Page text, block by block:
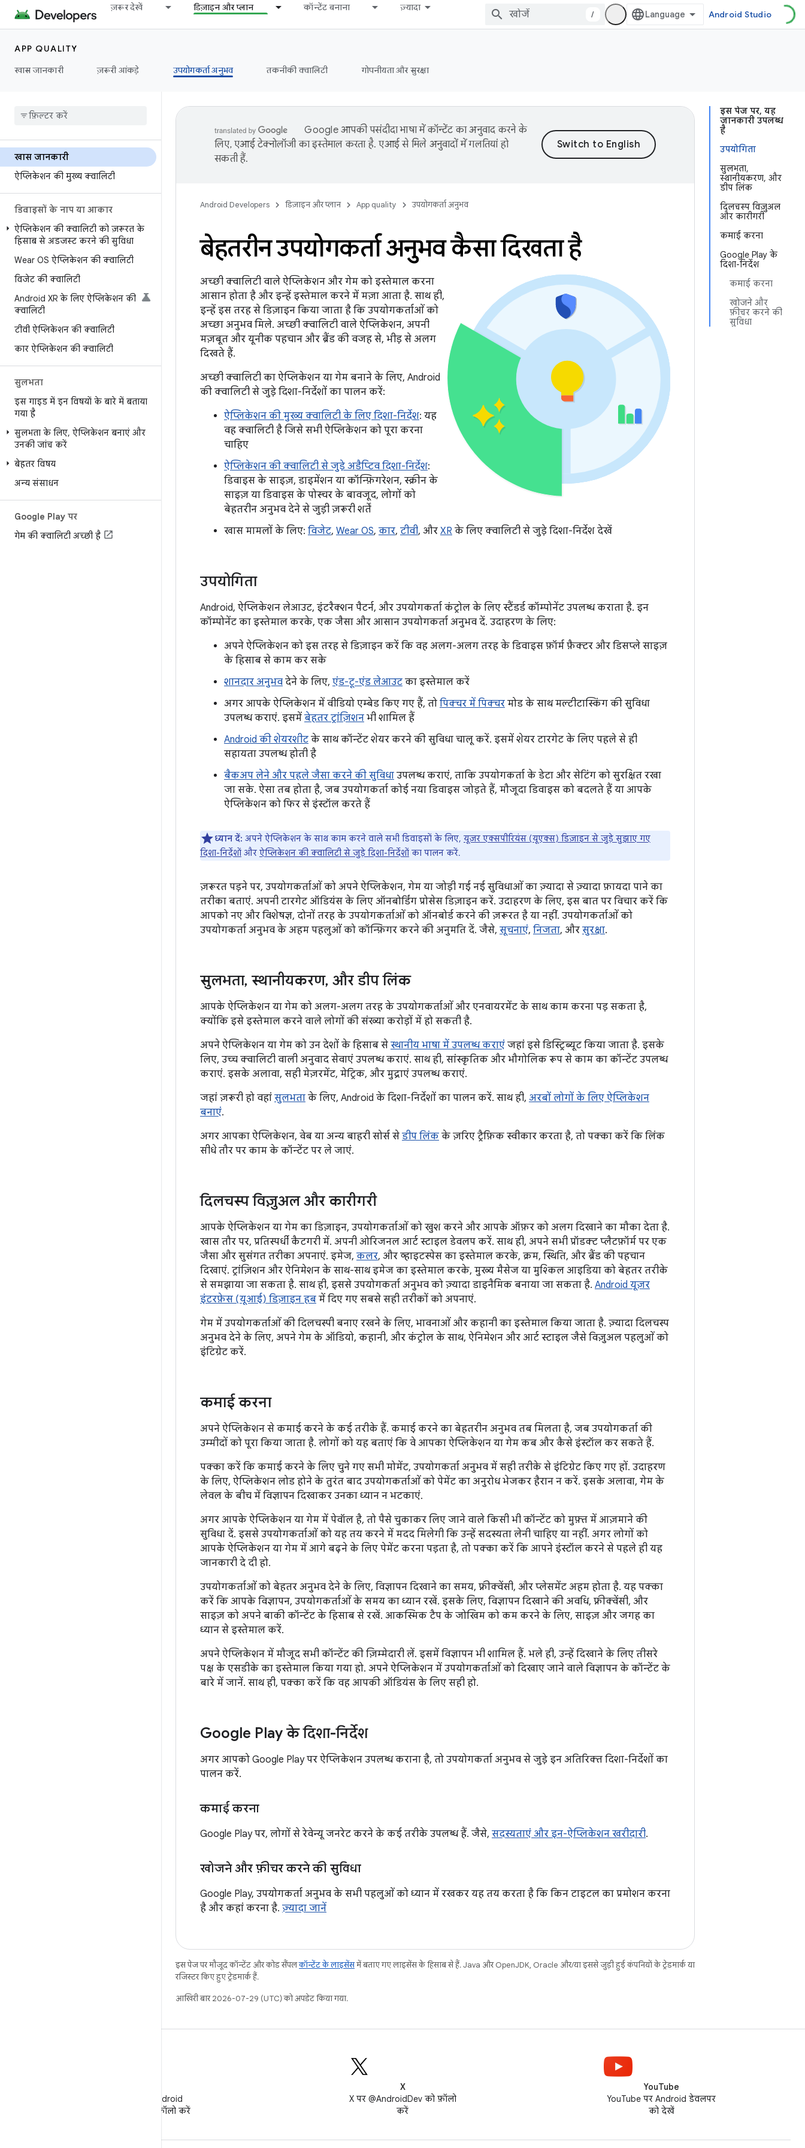
ज़रूर देखें डिज़ाइन और प्लान कॉन्टेंट बनाना ज़्यादा
/ Android Studio
APP QUALITY
खास जानकारी
ज़रूरी आंकड़े उपयोगकर्ता अनुभव तकनीकी क्वालिटी गोपनीयता और सुरक्षा
खास जानकारी
ऐप्लिकेशन की मुख्य क्वालिटी
डिवाइसों के नाप या आकार
ऐप्लिकेशन की क्वालिटी को ज़रूरत के
हिसाब से अडजस्ट करने की सुविधा
Wear OS ऐप्लिकेशन की क्वालिटी
विजेट की क्वालिटी
Android XR के लिए ऐप्लिकेशन की
क्वालिटी
टीवी ऐप्लिकेशन की क्वालिटी
कार ऐप्लिकेशन की क्वालिटी
सुलभता
इस गाइड में इन विषयों के बारे में बताया
गया है
सुलभता के लिए, ऐप्लिकेशन बनाएं और
उनकी जांच करें
बेहतर विषय
अन्य संसाधन
Google Play पर
गेम की क्वालिटी अच्छी है
इस पेज पर, यह
जानकारी उपलब्ध
है
उपयोगिता
सुलभता,
स्थानीयकरण, और
डीप लिंक
दिलचस्प विज़ुअल
और कारीगरी
कमाई करना
Google Play के
दिशा-निर्देश
कमाई करना
खोजने और
फ़ीचर करने की
सुविधा
Google आपकी पसंदीदा भाषा में कॉन्टेंट का अनुवाद करने के
लिए, एआई टेक्नोलॉजी का इस्तेमाल करता है. एआई से मिले अनुवादों में गलतियां हो
सकती हैं.
Android Developers डिज़ाइन और प्लान App quality उपयोगकर्ता अनुभव
बेहतरीन उपयोगकर्ता अनुभव कैसा दिखता है
अच्छी क्वालिटी वाले ऐप्लिकेशन और गेम को इस्तेमाल करना
आसान होता है और इन्हें इस्तेमाल करने में मज़ा आता है. साथ ही,
इन्हें इस तरह से डिज़ाइन किया जाता है कि उपयोगकर्ताओं को
अच्छा अनुभव मिले. अच्छी क्वालिटी वाले ऐप्लिकेशन, अपनी
मज़बूत और यूनीक पहचान और ब्रैंड की वजह से, भीड़ से अलग
दिखते हैं.
अच्छी क्वालिटी का ऐप्लिकेशन या गेम बनाने के लिए, Android
की क्वालिटी से जुड़े दिशा-निर्देशों का पालन करें:
ऐप्लिकेशन की मुख्य क्वालिटी के लिए दिशा-निर्देश: यह
वह क्वालिटी है जिसे सभी ऐप्लिकेशन को पूरा करना
चाहिए
ऐप्लिकेशन की क्वालिटी से जुड़े अडैप्टिव दिशा-निर्देश:
डिवाइस के साइज़, डाइमेंशन या कॉन्फ़िगरेशन, स्क्रीन के
साइज़ या डिवाइस के पोस्चर के बावजूद, लोगों को
बेहतरीन अनुभव देने से जुड़ी ज़रूरी शर्तें
खास मामलों के लिए: विजेट, Wear OS, कार, टीवी, और XR के लिए क्वालिटी से जुड़े दिशा-निर्देश देखें
उपयोगिता
Android, ऐप्लिकेशन लेआउट, इंटरैक्शन पैटर्न, और उपयोगकर्ता कंट्रोल के लिए स्टैंडर्ड कॉम्पोनेंट उपलब्ध कराता है. इन
कॉम्पोनेंट का इस्तेमाल करके, एक जैसा और आसान उपयोगकर्ता अनुभव दें. उदाहरण के लिए:
अपने ऐप्लिकेशन को इस तरह से डिज़ाइन करें कि वह अलग-अलग तरह के डिवाइस फ़ॉर्म फ़ैक्टर और डिसप्ले साइज़
के हिसाब से काम कर सके
शानदार अनुभव देने के लिए, एंड-टू-एंड लेआउट का इस्तेमाल करें
अगर आपके ऐप्लिकेशन में वीडियो एम्बेड किए गए हैं, तो पिक्चर में पिक्चर मोड के साथ मल्टीटास्किंग की सुविधा
उपलब्ध कराएं. इसमें बेहतर ट्रांज़िशन भी शामिल हैं
Android की शेयरशीट के साथ कॉन्टेंट शेयर करने की सुविधा चालू करें. इसमें शेयर टारगेट के लिए पहले से ही
सहायता उपलब्ध होती है
बैकअप लेने और पहले जैसा करने की सुविधा उपलब्ध कराएं, ताकि उपयोगकर्ता के डेटा और सेटिंग को सुरक्षित रखा
जा सके. ऐसा तब होता है, जब उपयोगकर्ता कोई नया डिवाइस जोड़ते हैं, मौजूदा डिवाइस को बदलते हैं या आपके
ऐप्लिकेशन को फिर से इंस्टॉल करते हैं
ध्यान दें: अपने ऐप्लिकेशन के साथ काम करने वाले सभी डिवाइसों के लिए, यूज़र एक्सपीरियंस (यूएक्स) डिज़ाइन से जुड़े सुझाए गए
दिशा-निर्देशों और ऐप्लिकेशन की क्वालिटी से जुड़े दिशा-निर्देशों का पालन करें.
ज़रूरत पड़ने पर, उपयोगकर्ताओं को अपने ऐप्लिकेशन, गेम या जोड़ी गई नई सुविधाओं का ज़्यादा से ज़्यादा फ़ायदा पाने का
तरीका बताएं. अपनी टारगेट ऑडियंस के लिए ऑनबोर्डिंग प्रोसेस डिज़ाइन करें. उदाहरण के लिए, इस बात पर विचार करें कि
आपको नए और विशेषज्ञ, दोनों तरह के उपयोगकर्ताओं को ऑनबोर्ड करने की ज़रूरत है या नहीं. उपयोगकर्ताओं को
उपयोगकर्ता अनुभव के अहम पहलुओं को कॉन्फ़िगर करने की अनुमति दें. जैसे, सूचनाएं, निजता, और सुरक्षा.
सुलभता, स्थानीयकरण, और डीप लिंक
आपके ऐप्लिकेशन या गेम को अलग-अलग तरह के उपयोगकर्ताओं और एनवायरमेंट के साथ काम करना पड़ सकता है,
क्योंकि इसे इस्तेमाल करने वाले लोगों की संख्या करोड़ों में हो सकती है.
अपने ऐप्लिकेशन या गेम को उन देशों के हिसाब से स्थानीय भाषा में उपलब्ध कराएं जहां इसे डिस्ट्रिब्यूट किया जाता है. इसके
लिए, उच्च क्वालिटी वाली अनुवाद सेवाएं उपलब्ध कराएं. साथ ही, सांस्कृतिक और भौगोलिक रूप से काम का कॉन्टेंट उपलब्ध
कराएं. इसके अलावा, सही मेज़रमेंट, मेट्रिक, और मुद्राएं उपलब्ध कराएं.
जहां ज़रूरी हो वहां सुलभता के लिए, Android के दिशा-निर्देशों का पालन करें. साथ ही, अरबों लोगों के लिए ऐप्लिकेशन
बनाएं.
अगर आपका ऐप्लिकेशन, वेब या अन्य बाहरी सोर्स से डीप लिंक के ज़रिए ट्रैफ़िक स्वीकार करता है, तो पक्का करें कि लिंक
सीधे तौर पर काम के कॉन्टेंट पर ले जाएं.
दिलचस्प विज़ुअल और कारीगरी
आपके ऐप्लिकेशन या गेम का डिज़ाइन, उपयोगकर्ताओं को खुश करने और आपके ऑफ़र को अलग दिखाने का मौका देता है.
खास तौर पर, प्रतिस्पर्धी कैटगरी में. अपनी ओरिजनल आर्ट स्टाइल डेवलप करें. साथ ही, अपने सभी प्रॉडक्ट प्लैटफ़ॉर्म पर एक
जैसा और सुसंगत तरीका अपनाएं. इमेज, कलर, और व्हाइटस्पेस का इस्तेमाल करके, क्रम, स्थिति, और ब्रैंड की पहचान
दिखाएं. ट्रांज़िशन और ऐनिमेशन के साथ-साथ इमेज का इस्तेमाल करके, मुख्य मैसेज या मुश्किल आइडिया को बेहतर तरीके
से समझाया जा सकता है. साथ ही, इससे उपयोगकर्ता अनुभव को ज़्यादा डाइनैमिक बनाया जा सकता है. Android यूज़र
इंटरफ़ेस (यूआई) डिज़ाइन हब में दिए गए सबसे सही तरीकों को अपनाएं.
गेम में उपयोगकर्ताओं की दिलचस्पी बनाए रखने के लिए, भावनाओं और कहानी का इस्तेमाल किया जाता है. ज़्यादा दिलचस्प
अनुभव देने के लिए, अपने गेम के ऑडियो, कहानी, और कंट्रोल के साथ, ऐनिमेशन और आर्ट स्टाइल जैसे विज़ुअल पहलुओं को
इंटिग्रेट करें.
कमाई करना
अपने ऐप्लिकेशन से कमाई करने के कई तरीके हैं. कमाई करने का बेहतरीन अनुभव तब मिलता है, जब उपयोगकर्ता की
उम्मीदों को पूरा किया जाता है. लोगों को यह बताएं कि वे आपका ऐप्लिकेशन या गेम कब और कैसे इंस्टॉल कर सकते हैं.
पक्का करें कि कमाई करने के लिए चुने गए सभी मोमेंट, उपयोगकर्ता अनुभव में सही तरीके से इंटिग्रेट किए गए हों. उदाहरण
के लिए, ऐप्लिकेशन लोड होने के तुरंत बाद उपयोगकर्ताओं को पेमेंट का अनुरोध भेजकर हैरान न करें. इसके अलावा, गेम के
लेवल के बीच में विज्ञापन दिखाकर उनका ध्यान न भटकाएं.
अगर आपके ऐप्लिकेशन या गेम में पेवॉल है, तो पैसे चुकाकर लिए जाने वाले किसी भी कॉन्टेंट को मुफ़्त में आज़माने की
सुविधा दें. इससे उपयोगकर्ताओं को यह तय करने में मदद मिलेगी कि उन्हें सदस्यता लेनी चाहिए या नहीं. अगर लोगों को
आपके ऐप्लिकेशन या गेम में आगे बढ़ने के लिए पेमेंट करना पड़ता है, तो पक्का करें कि आपने इंस्टॉल करने से पहले ही यह
जानकारी दे दी हो.
उपयोगकर्ताओं को बेहतर अनुभव देने के लिए, विज्ञापन दिखाने का समय, फ़्रीक्वेंसी, और प्लेसमेंट अहम होता है. यह पक्का
करें कि आपके विज्ञापन, उपयोगकर्ताओं के समय का ध्यान रखें. इसके लिए, विज्ञापन दिखाने की अवधि, फ़्रीक्वेंसी, और
साइज़ को अपने बाकी कॉन्टेंट के हिसाब से रखें. आकस्मिक टैप के जोखिम को कम करने के लिए, साइज़ और जगह का
ध्यान से इस्तेमाल करें.
अपने ऐप्लिकेशन में मौजूद सभी कॉन्टेंट की ज़िम्मेदारी लें. इसमें विज्ञापन भी शामिल हैं. भले ही, उन्हें दिखाने के लिए तीसरे
पक्ष के एसडीके का इस्तेमाल किया गया हो. अपने ऐप्लिकेशन में उपयोगकर्ताओं को दिखाए जाने वाले विज्ञापन के कॉन्टेंट के
बारे में जानें. साथ ही, पक्का करें कि वह आपकी ऑडियंस के लिए सही हो.
Google Play के दिशा-निर्देश
अगर आपको Google Play पर ऐप्लिकेशन उपलब्ध कराना है, तो उपयोगकर्ता अनुभव से जुड़े इन अतिरिक्त दिशा-निर्देशों का
पालन करें.
कमाई करना
Google Play पर, लोगों से रेवेन्यू जनरेट करने के कई तरीके उपलब्ध हैं. जैसे, सदस्यताएं और इन-ऐप्लिकेशन खरीदारी.
खोजने और फ़ीचर करने की सुविधा
Google Play, उपयोगकर्ता अनुभव के सभी पहलुओं को ध्यान में रखकर यह तय करता है कि किन टाइटल का प्रमोशन करना
है और कहां करना है. ज़्यादा जानें
इस पेज पर मौजूद कॉन्टेंट और कोड सैंपलकॉन्टेंट के लाइसेंसमें बताए गए लाइसेंस के हिसाब से हैं. Java और OpenJDK, Oracle और/या इससे जुड़ी हुई कंपनियों के ट्रेडमार्क या
रजिस्टर किए हुए ट्रेडमार्क हैं.
आखिरी बार 2026-07-29 (UTC) को अपडेट किया गया.
WeChat पर Android
Developers को फ़ॉलो करें
X
X पर @AndroidDev को फ़ॉलो
करें
YouTube
YouTube पर Android डेवलपर
को देखें